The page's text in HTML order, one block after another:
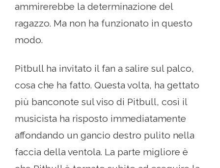
ammirerebbe la determinazione del
ragazzo. Ma non ha funzionato in questo
modo.
Pitbull ha invitato il fan a salire sul palco,
cosa che ha fatto. Questa volta, ha gettato
più banconote sul viso di Pitbull, così il
musicista ha risposto immediatamente
affondando un gancio destro pulito nella
faccia della ventola. La parte migliore è